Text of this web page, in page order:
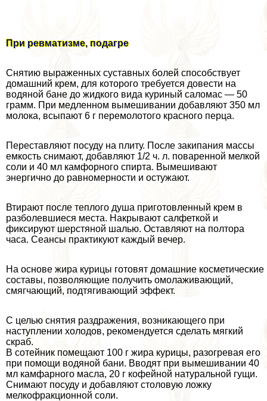
При ревматизме, подагре
Снятию выраженных суставных болей способствует
домашний крем, для которого требуется довести на
водяной бане до жидкого вида куриный саломас — 50
грамм. При медленном вымешивании добавляют 350 мл
молока, всыпают 6 г перемолотого красного перца.
Переставляют посуду на плиту. После закипания массы
емкость снимают, добавляют 1/2 ч. л. поваренной мелкой
соли и 40 мл камфорного спирта. Вымешивают
энергично до равномерности и остужают.
Втирают после теплого душа приготовленный крем в
разболевшиеся места. Накрывают салфеткой и
фиксируют шерстяной шалью. Оставляют на полтора
часа. Сеансы пpaктикуют каждый вечер.
На основе жира курицы готовят домашние косметические
составы, позволяющие получить омолаживающий,
смягчающий, подтягивающий эффект.
С целью снятия раздражения, возникающего при
наступлении холодов, рекомендуется сделать мягкий
скраб.
В сотейник помещают 100 г жира курицы, разогревая его
при помощи водяной бани. Вводят при вымешивании 40
мл камфарного масла, 20 г кофейной натуральной гущи.
Снимают посуду и добавляют столовую ложку
мелкофpaкционной соли.